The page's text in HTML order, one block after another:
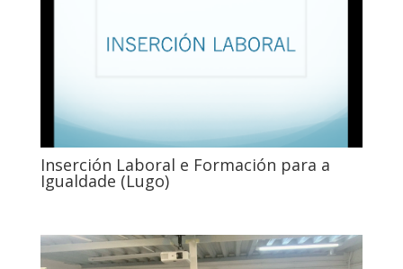
Inserción Laboral e Formación para a
Igualdade (Lugo)